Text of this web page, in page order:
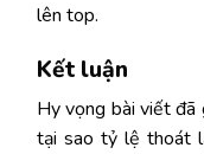
lên top.
Kết luận
Hy vọng bài viết đã
tại sao tỷ lệ thoát